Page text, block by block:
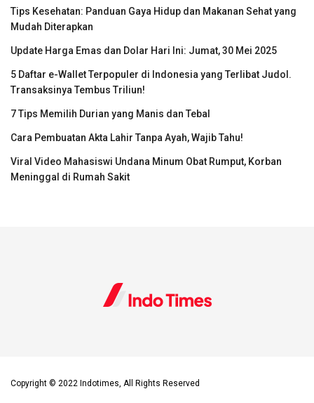
Tips Kesehatan: Panduan Gaya Hidup dan Makanan Sehat yang
Mudah Diterapkan
Update Harga Emas dan Dolar Hari Ini: Jumat, 30 Mei 2025
5 Daftar e-Wallet Terpopuler di Indonesia yang Terlibat Judol.
Transaksinya Tembus Triliun!
7 Tips Memilih Durian yang Manis dan Tebal
Cara Pembuatan Akta Lahir Tanpa Ayah, Wajib Tahu!
Viral Video Mahasiswi Undana Minum Obat Rumput, Korban
Meninggal di Rumah Sakit
Copyright © 2022 Indotimes, All Rights Reserved